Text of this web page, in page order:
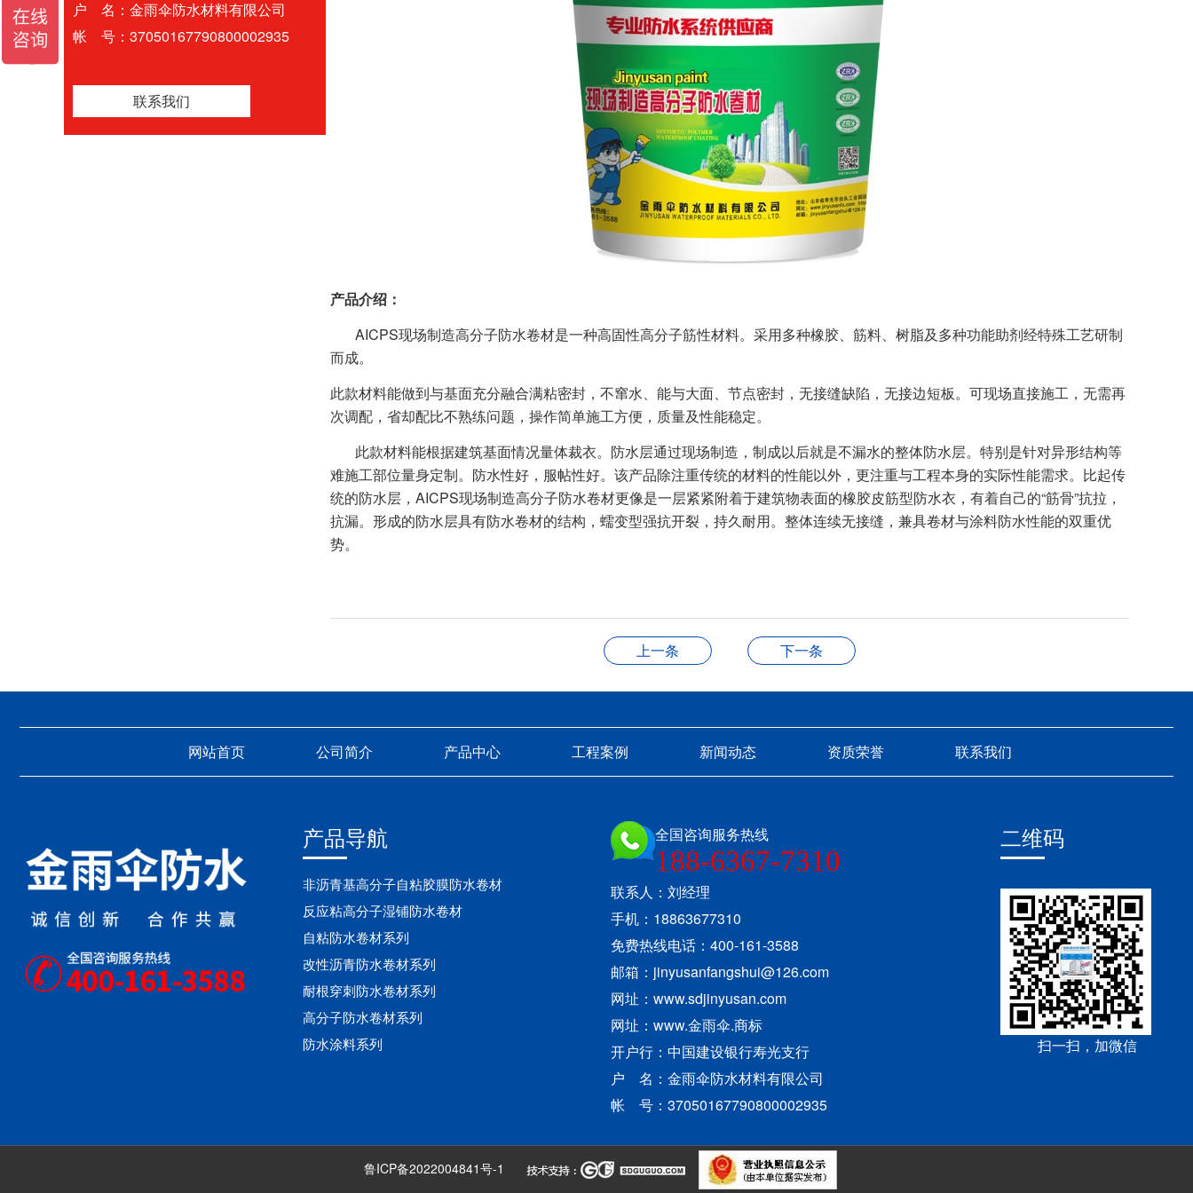
户 名：金雨伞防水材料有限公司
帐 号：37050167790800002935
联系我们
产品介绍：
AICPS现场制造高分子防水卷材是一种高固性高分子筋性材料。采用多种橡胶、筋料、树脂及多种功能助剂经特殊工艺研制
而成。
此款材料能做到与基面充分融合满粘密封，不窜水、能与大面、节点密封，无接缝缺陷，无接边短板。可现场直接施工，无需再
次调配，省却配比不熟练问题，操作简单施工方便，质量及性能稳定。
此款材料能根据建筑基面情况量体裁衣。防水层通过现场制造，制成以后就是不漏水的整体防水层。特别是针对异形结构等
难施工部位量身定制。防水性好，服帖性好。该产品除注重传统的材料的性能以外，更注重与工程本身的实际性能需求。比起传
统的防水层，AICPS现场制造高分子防水卷材更像是一层紧紧附着于建筑物表面的橡胶皮筋型防水衣，有着自己的“筋骨”抗拉，
抗漏。形成的防水层具有防水卷材的结构，蠕变型强抗开裂，持久耐用。整体连续无接缝，兼具卷材与涂料防水性能的双重优
势。
上一条 下一条
网站首页 公司简介 产品中心 工程案例 新闻动态 资质荣誉 联系我们
产品导航
非沥青基高分子自粘胶膜防水卷材
反应粘高分子湿铺防水卷材
自粘防水卷材系列
改性沥青防水卷材系列
耐根穿刺防水卷材系列
高分子防水卷材系列
防水涂料系列
全国咨询服务热线
188-6367-7310
联系人：刘经理
手机：18863677310
免费热线电话：400-161-3588
邮箱：jinyusanfangshui@126.com
网址：www.sdjinyusan.com
网址：www.金雨伞.商标
开户行：中国建设银行寿光支行
户 名：金雨伞防水材料有限公司
帐 号：37050167790800002935
二维码
扫一扫，加微信
鲁ICP备2022004841号-1